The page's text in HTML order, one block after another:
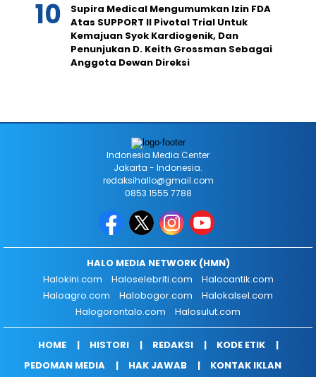
Supira Medical Mengumumkan Izin FDA
Atas SUPPORT II Pivotal Trial Untuk
Kemajuan Syok Kardiogenik, Dan
Penunjukan D. Keith Grossman Sebagai
Anggota Dewan Direksi
Indonesia Media Center
Jakarta - Indonesia.
redaksihallo@gmail.com
0853 1555 7788
HALO MEDIA NETWORK (HMN)
Halokini.com
Haloselebriti.com
Halocantik.com
Haloagro.com
Halobogor.com
Halokalsel.com
Halogorontalo.com
Halosulut.com
HOME HISTORI REDAKSI
KODE ETIK
PEDOMAN MEDIA
HAK JAWAB KONTAK IKLAN